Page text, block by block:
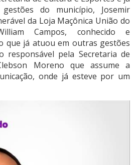
do município, Josemir
da Loja Maçônica União do
Campos, conhecido e
que já atuou em outras gestões
responsável pela Secretaria de
Moreno que assume a
onde já esteve por um